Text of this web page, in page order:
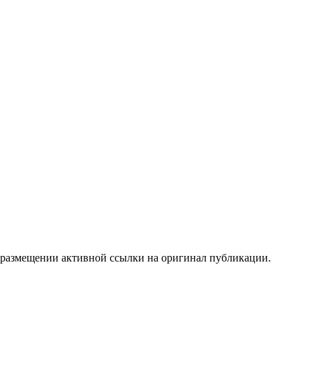
активной ссылки на оригинал публикации.